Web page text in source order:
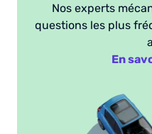
Nos experts
questions les plus
En